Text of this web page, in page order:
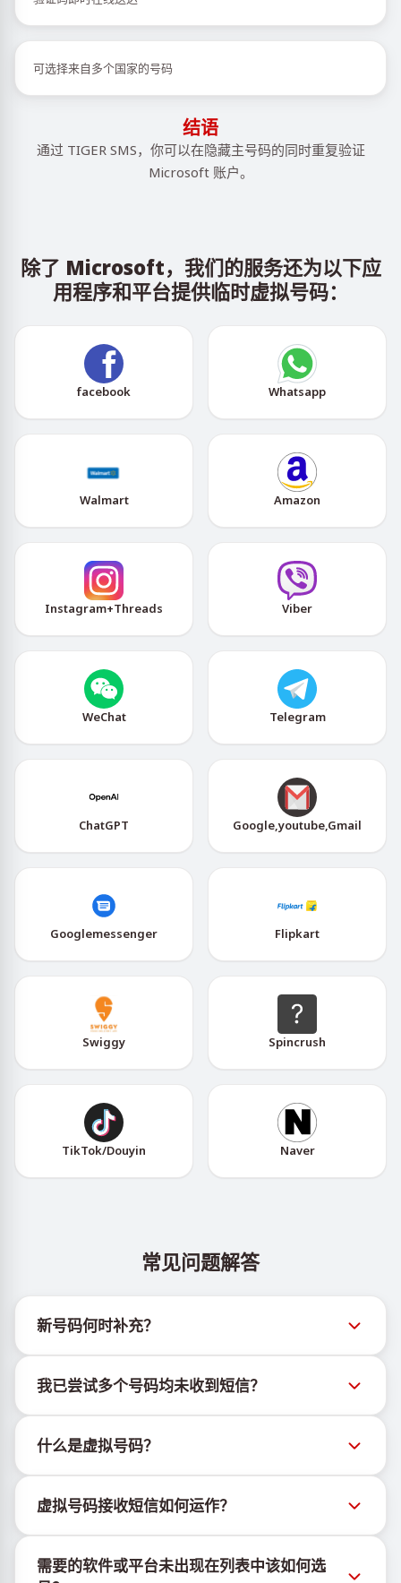
可选择来自多个国家的号码
结语
通过 TIGER SMS，你可以在隐藏主号码的同时重复验证
Microsoft 账户。
除了 Microsoft，我们的服务还为以下应
用程序和平台提供临时虚拟号码：
facebook Whatsapp
Walmart Amazon
Instagram+Threads Viber
WeChat Telegram
ChatGPT Google,youtube,Gmail
Googlemessenger Flipkart
Swiggy Spincrush
TikTok/Douyin Naver
常见问题解答
新号码何时补充？
人 @TigerSMSofficial_bot 查看。该频道会及时更新，
帮助用户获取最新号码库存。
我已尝试多个号码均未收到短信？
率。各服务平台的算法可能因多种原因拦截临时号码的
短信。为提高成功率，请尝试以下方法：
持续更换新号码尝试
登出设备上该服务的其他活跃账户
什么是虚拟号码？
或设备，也不受固定地理位置限制。其主要功能是接收
短信，包括OTP和激活码。
虚拟号码接收短信如何运作？
我们使用自有基础设施管理SIM卡，并结合定制软件为
需要的软件或平台未出现在列表中该如何选